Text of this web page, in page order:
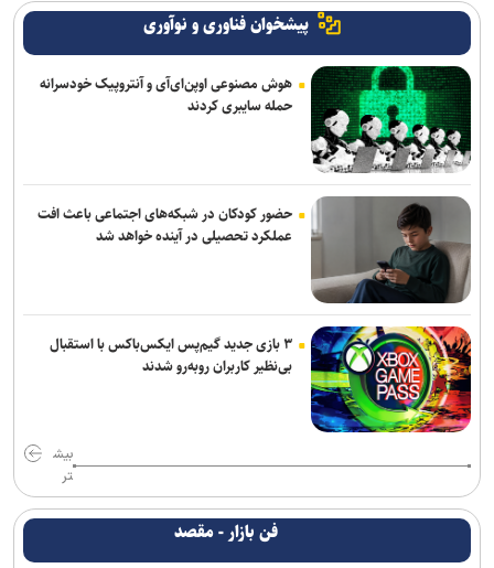
پیشخوان فناوری و نوآوری
هوش مصنوعی اوپن‌ای‌آی و آنتروپیک خودسرانه
حمله سایبری کردند
حضور کودکان در شبکه‌های اجتماعی باعث افت
عملکرد تحصیلی در آینده خواهد شد
۳ بازی جدید گیم‌پس ایکس‌باکس با استقبال
بی‌نظیر کاربران روبه‌رو شدند
بیش
تر
فن بازار - مقصد